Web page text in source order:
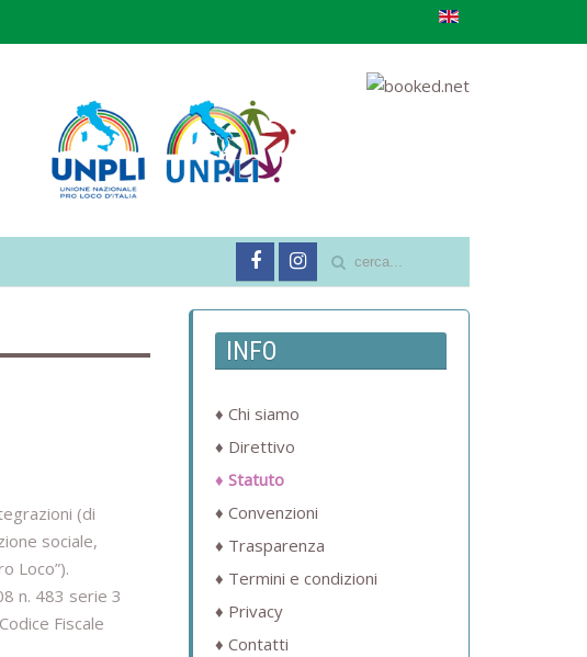
(di
sociale,
Loco”).
n. 483 serie 3
Fiscale
INFO
Chi siamo
Direttivo
Statuto
Convenzioni
Trasparenza
Termini e condizioni
Privacy
Contatti